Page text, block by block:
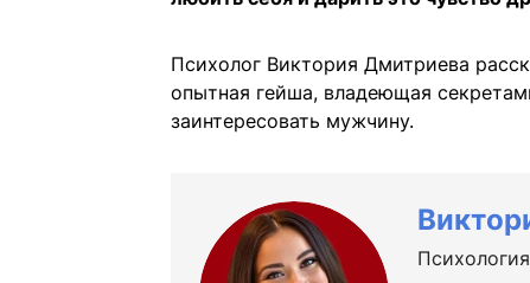
Психолог Виктория Дмитриева
опытная гейша, владеющая
заинтересовать мужчину.
Психология